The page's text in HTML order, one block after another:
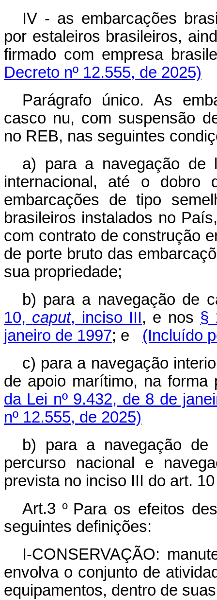
IV - as embarcações
por estaleiros brasileiros,
firmado com empresa
Decreto nº 12.555, de 2025)
Parágrafo único. As
casco nu, com suspensão
no REB, nas seguintes
a) para a navegação de
internacional, até o dobro
embarcações de tipo
brasileiros instalados no
com contrato de construção
de porte bruto das
sua propriedade;
b) para a navegação de
10, caput, inciso III, e nos §
janeiro de 1997; e
(Incluído
c) para a navegação
de apoio marítimo, na
da Lei nº 9.432, de 8 de
nº 12.555, de 2025)
b) para a navegação de
percurso nacional e
prevista no inciso III do art.
Art.3 o Para os efeitos
seguintes definições:
I-CONSERVAÇÃO:
envolva o conjunto de
equipamentos, dentro de